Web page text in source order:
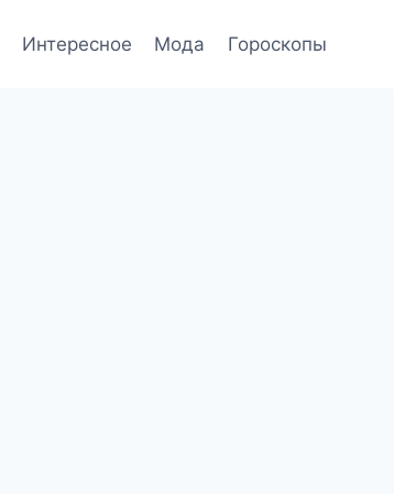
Интересное Мода Гороскопы